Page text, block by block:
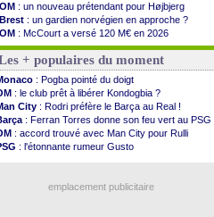
OM : un nouveau prétendant pour Højbjerg
Brest : un gardien norvégien en approche ?
OM : McCourt a versé 120 M€ en 2026
PSG: 4 retours dans le groupe face à Man Utd ...
Nice : Kevin Carlos va partir en Italie
L1: prison avec sursis requis contre un arbitre
Leganés: c'est signé pour Luca Zidane (off.)
Atletico: Ruggeri en route pour Aston Villa
Monaco : Filipe Luis soutient Biereth
Lyon : Mangala prêté à Getafe (officiel)
PSG: Nsoki va signer en Croatie
Arsenal: Naples vise Gabriel Jesus
: Haise a prolongé (officiel)
+ populaires du moment
: Pogba pointé du doigt
: le club prêt à libérer Kondogbia ?
City : Rodri préfère le Barça au Real !
: Ferran Torres donne son feu vert au PSG
: accord trouvé avec Man City pour Rulli
: l'étonnante rumeur Gusto
emplacement publicitaire